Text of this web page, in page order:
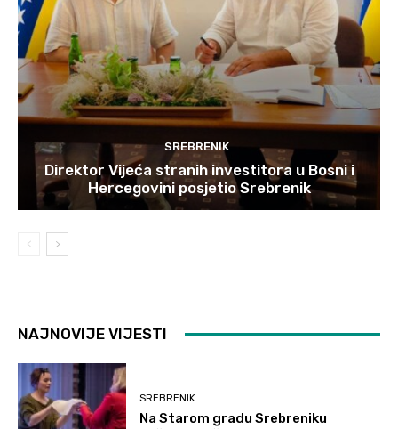
SREBRENIK
Direktor Vijeća stranih investitora u Bosni i
Hercegovini posjetio Srebrenik
NAJNOVIJE VIJESTI
SREBRENIK
Na Starom gradu Srebreniku